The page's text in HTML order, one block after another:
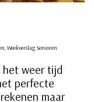
,Weekverslag Senioren
het weer tijd
perfecte
maar